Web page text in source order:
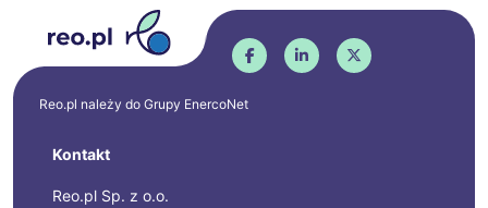
Reo.pl należy do Grupy EnercoNet
Kontakt
Reo.pl Sp. z o.o.